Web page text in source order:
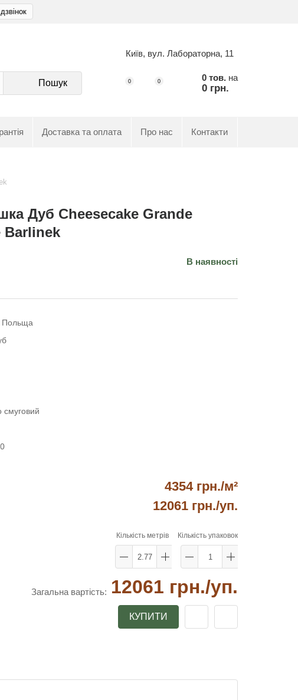
Київ, вул. Лабораторна, 11
Пошук 0 0 0 тов. на
0 грн.
Доставка та оплата Про нас Контакти
Дуб Cheesecake Grande
Barlinek
В наявності
Польща
смуговий
4354 грн./м²
12061 грн./уп.
Кількість метрів Кількість упаковок
Загальна вартість: 12061 грн./уп.
КУПИТИ